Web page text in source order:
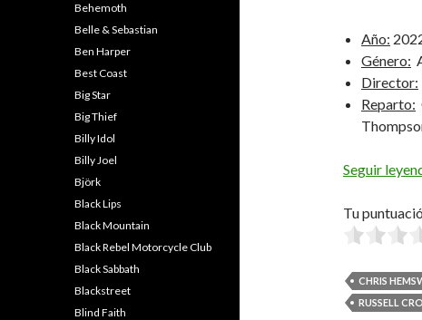
Año:
Género:
Director:
Reparto:
Seguir
Tu
CHRIS
RUSSELL
Behemoth
Belle & Sebastian
Ben Harper
Best Coast
Big Star
Big Thief
Billy Idol
Billy Joel
Björk
Black Lips
Black Mountain
Black Rebel Motorcycle Club
Black Sabbath
Blackstreet
Blind Faith